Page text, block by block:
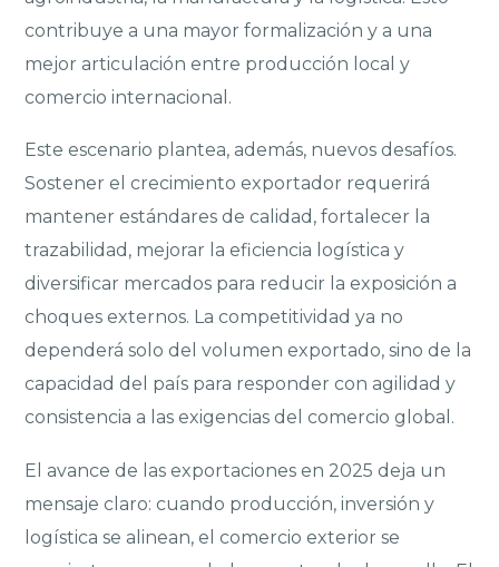
contribuye a una mayor formalización y a una
mejor articulación entre producción local y
comercio internacional.
Este escenario plantea, además, nuevos desafíos.
Sostener el crecimiento exportador requerirá
mantener estándares de calidad, fortalecer la
trazabilidad, mejorar la eficiencia logística y
diversificar mercados para reducir la exposición a
choques externos. La competitividad ya no
dependerá solo del volumen exportado, sino de la
capacidad del país para responder con agilidad y
consistencia a las exigencias del comercio global.
El avance de las exportaciones en 2025 deja un
mensaje claro: cuando producción, inversión y
logística se alinean, el comercio exterior se